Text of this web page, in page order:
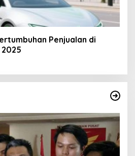
Penjualan di